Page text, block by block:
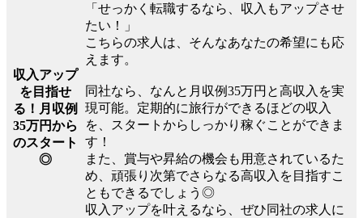
収入アップ
を目指せ
る！月収例
35万円から
のスタート
◎
「せっかく転職するなら、収入もアップさせ
たい！」
こちらの求人は、そんなあなたの希望にも応
えます。
同社なら、なんと月収例35万円と高収入を実
現可能。定期的に旅行ができるほどの収入
を、スタートからしっかり稼ぐことができま
す！
また、賞与や昇給の機会も用意されているた
め、頑張り次第でさらなる高収入を目指すこ
ともできるでしょう◎
収入アップを叶えるなら、ぜひ同社の求人に